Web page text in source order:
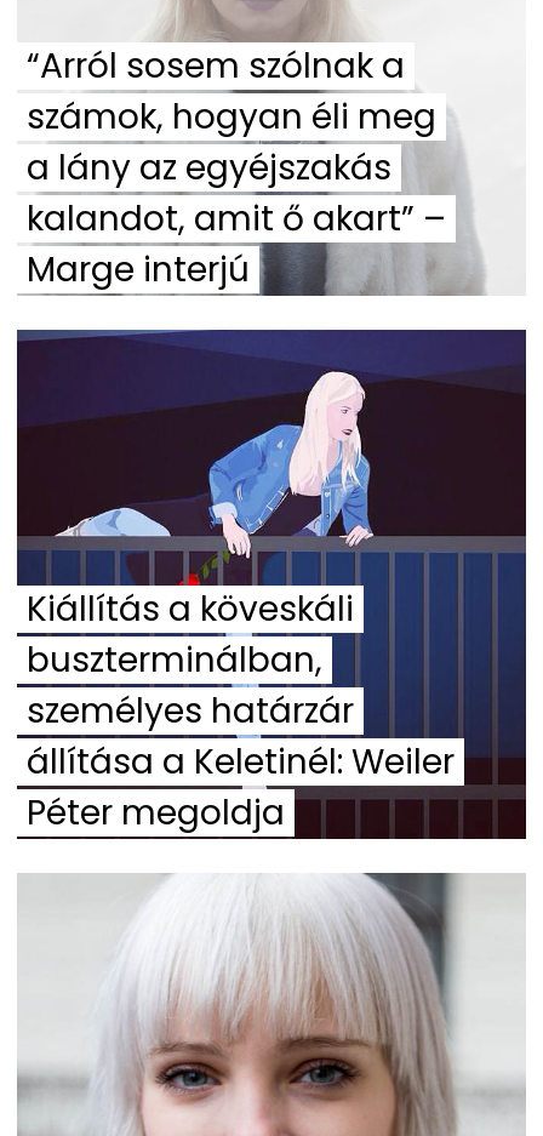
“Arról sosem szólnak a
számok, hogyan éli meg
a lány az egyéjszakás
kalandot, amit ő akart” –
Marge interjú
Kiállítás a köveskáli
buszterminálban,
személyes határzár
állítása a Keletinél: Weiler
Péter megoldja